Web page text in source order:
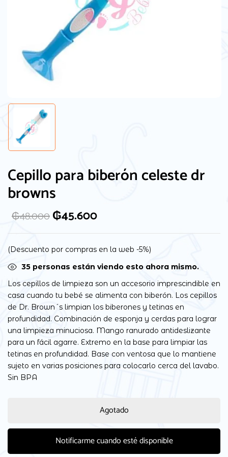
Cepillo para biberón celeste dr
browns
₲48.000₲45.600
(Descuento por compras en la web -5%)
35 personas están viendo esto ahora mismo.
Los cepillos de limpieza son un accesorio imprescindible en
casa cuando tu bebé se alimenta con biberón. Los cepillos
de Dr. Brown´s limpian los biberones y tetinas en
profundidad. Combinación de esponja y cerdas para lograr
una limpieza minuciosa. Mango ranurado antideslizante
para un fácil agarre. Extremo en la base para limpiar las
tetinas en profundidad. Base con ventosa que lo mantiene
sujeto en varias posiciones para colocarlo cerca del lavabo.
Sin BPA
Agotado
Notificarme cuando esté disponible